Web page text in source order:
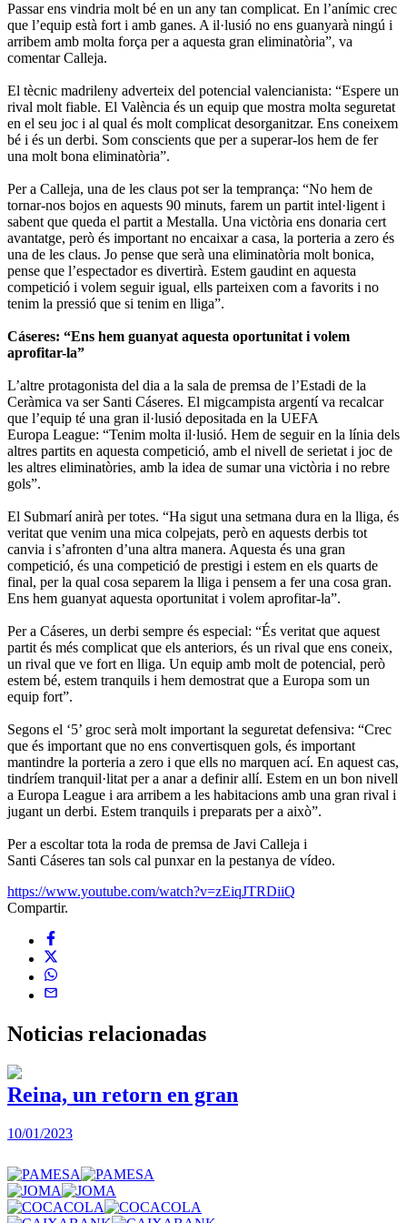
Passar ens vindria molt bé en un any tan complicat. En l’anímic crec
que l’equip està fort i amb ganes. A il·lusió no ens guanyarà ningú i
arribem amb molta força per a aquesta gran eliminatòria”, va
comentar Calleja.
El tècnic madrileny adverteix del potencial valencianista: “Espere un
rival molt fiable. El València és un equip que mostra molta seguretat
en el seu joc i al qual és molt complicat desorganitzar. Ens coneixem
bé i és un derbi. Som conscients que per a superar-los hem de fer
una molt bona eliminatòria”.
Per a Calleja, una de les claus pot ser la temprança: “No hem de
tornar-nos bojos en aquests 90 minuts, farem un partit intel·ligent i
sabent que queda el partit a Mestalla. Una victòria ens donaria cert
avantatge, però és important no encaixar a casa, la porteria a zero és
una de les claus. Jo pense que serà una eliminatòria molt bonica,
pense que l’espectador es divertirà. Estem gaudint en aquesta
competició i volem seguir igual, ells parteixen com a favorits i no
tenim la pressió que si tenim en lliga”.
Cáseres: “Ens hem guanyat aquesta oportunitat i volem
aprofitar-la”
L’altre protagonista del dia a la sala de premsa de l’Estadi de la
Ceràmica va ser Santi Cáseres. El migcampista argentí va recalcar
que l’equip té una gran il·lusió depositada en la UEFA
Europa League: “Tenim molta il·lusió. Hem de seguir en la línia dels
altres partits en aquesta competició, amb el nivell de serietat i joc de
les altres eliminatòries, amb la idea de sumar una victòria i no rebre
gols”.
El Submarí anirà per totes. “Ha sigut una setmana dura en la lliga, és
veritat que venim una mica colpejats, però en aquests derbis tot
canvia i s’afronten d’una altra manera. Aquesta és una gran
competició, és una competició de prestigi i estem en els quarts de
final, per la qual cosa separem la lliga i pensem a fer una cosa gran.
Ens hem guanyat aquesta oportunitat i volem aprofitar-la”.
Per a Cáseres, un derbi sempre és especial: “És veritat que aquest
partit és més complicat que els anteriors, és un rival que ens coneix,
un rival que ve fort en lliga. Un equip amb molt de potencial, però
estem bé, estem tranquils i hem demostrat que a Europa som un
equip fort”.
Segons el ‘5’ groc serà molt important la seguretat defensiva: “Crec
que és important que no ens convertisquen gols, és important
mantindre la porteria a zero i que ells no marquen ací. En aquest cas,
tindríem tranquil·litat per a anar a definir allí. Estem en un bon nivell
a Europa League i ara arribem a les habitacions amb una gran rival i
jugant un derbi. Estem tranquils i preparats per a això”.
Per a escoltar tota la roda de premsa de Javi Calleja i
Santi Cáseres tan sols cal punxar en la pestanya de vídeo.
https://www.youtube.com/watch?v=zEiqJTRDiiQ
Compartir.
Noticias relacionadas
Reina, un retorn en gran
10/01/2023